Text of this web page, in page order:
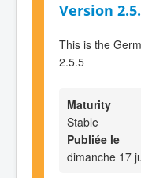
Version
This is the
2.5.5
Maturity
Stable
Publiée le
dimanche 17